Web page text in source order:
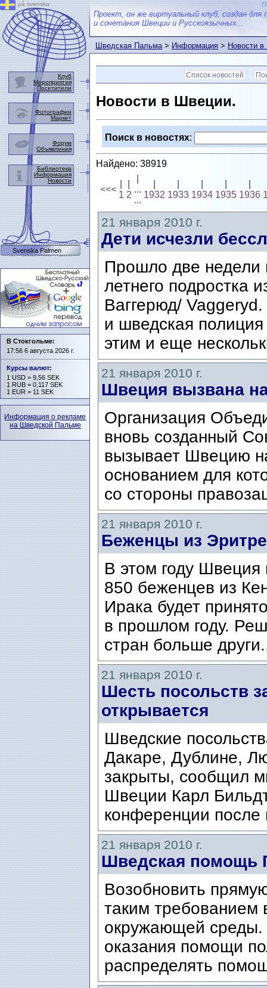
Проект, он же виртуальный клуб, создан для
и сочетания Швеции и Русскоязычных...
Шведская Пальма>Информация>Новости
Список новостей
Новости в Швеции.
Поиск в новостях:
Найдено: 38919
<<<
1 2
...
...
1932 1933 1934 1935 1936
21 января 2010 г.
Дети исчезли
Прошло две недели
летнего подростка
Ваггерюд/
и шведская
этим и еще
21 января 2010 г.
Швеция вызвана
Организация
вновь созданный
вызывает Швецию
основанием для
со стороны
21 января 2010 г.
Беженцы из
В этом году
850 беженцев из
Ирака будет
в прошлом году.
стран больше
21 января 2010 г.
Шесть посольств
открывается
Шведские
Дакаре, Дублине,
закрыты, сообщил
Швеции Карл
конференции
21 января 2010 г.
Шведская помощь
Возобновить
таким требованием
окружающей среды.
оказания помощи
распределять
på svenska
Клуб
Мероприятия
Посетители
Фотографии
Маркет
Форум
Объявления
Библиотека
Информация
Новости
Svenska Palmen
В Стокгольме:
17:56 6 августа 2026 г.
Курсы валют:
1 USD = 9,56 SEK
1 RUB = 0,117 SEK
1 EUR = 11 SEK
Информация о рекламе
на Шведской Пальме